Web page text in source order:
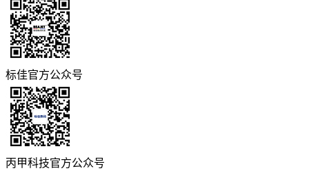
标佳官方公众号
丙甲科技官方公众号